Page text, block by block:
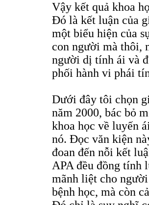
Vậy kết quả khoa
Đó là kết luận của
một biểu hiện của
con người mà thôi,
người dị tính ái và
phối hành vi phái
Dưới đây tôi chọn
năm 2000, bác bỏ
khoa học về luyến
nó. Đọc văn kiện
đoan đến nỗi kết
APA đều đồng tính
mãnh liệt cho
bệnh học, mà còn